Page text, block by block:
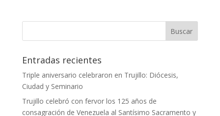
Entradas recientes
Triple aniversario celebraron en Trujillo: Diócesis,
Ciudad y Seminario
Trujillo celebró con fervor los 125 años de
consagración de Venezuela al Santísimo Sacramento y